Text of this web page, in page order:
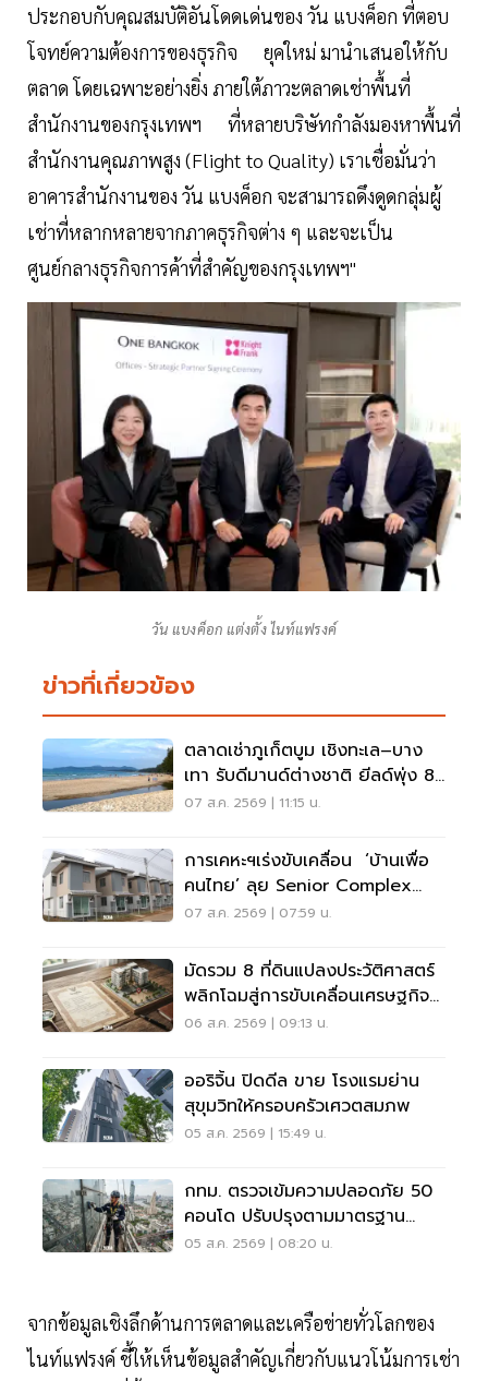
ประกอบกับคุณสมบัติอันโดดเด่นของ วัน แบงค็อก ที่ตอบ
โจทย์ความต้องการของธุรกิจ ยุคใหม่ มานำเสนอให้กับ
ตลาด โดยเฉพาะอย่างยิ่ง ภายใต้ภาวะตลาดเช่าพื้นที่
สำนักงานของกรุงเทพฯ ที่หลายบริษัทกำลังมองหาพื้นที่
สำนักงานคุณภาพสูง (Flight to Quality) เราเชื่อมั่นว่า
อาคารสำนักงานของ วัน แบงค็อก จะสามารถดึงดูดกลุ่มผู้
เช่าที่หลากหลายจากภาคธุรกิจต่าง ๆ และจะเป็น
ศูนย์กลางธุรกิจการค้าที่สำคัญของกรุงเทพฯ"
วัน แบงค็อก แต่งตั้ง ไนท์แฟรงค์
ข่าวที่เกี่ยวข้อง
ตลาดเช่าภูเก็ตบูม เชิงทะเล–บาง
เทา รับดีมานด์ต่างชาติ ยีลด์พุ่ง 8-
12%
07 ส.ค. 2569 | 11:15 น.
การเคหะฯเร่งขับเคลื่อน ‘บ้านเพื่อ
คนไทย’ ลุย Senior Complex
ฟื้นฟูเมือง
07 ส.ค. 2569 | 07:59 น.
มัดรวม 8 ที่ดินแปลงประวัติศาสตร์
พลิกโฉมสู่การขับเคลื่อนเศรษฐกิจ
เมือง
06 ส.ค. 2569 | 09:13 น.
ออริจิ้น ปิดดีล ขาย โรงแรมย่าน
สุขุมวิทให้ครอบครัวเศวตสมภพ
05 ส.ค. 2569 | 15:49 น.
กทม. ตรวจเข้มความปลอดภัย 50
คอนโด ปรับปรุงตามมาตรฐาน
เคร่งครัด
05 ส.ค. 2569 | 08:20 น.
จากข้อมูลเชิงลึกด้านการตลาดและเครือข่ายทั่วโลกของ
ไนท์แฟรงค์ ชี้ให้เห็นข้อมูลสำคัญเกี่ยวกับแนวโน้มการเช่า